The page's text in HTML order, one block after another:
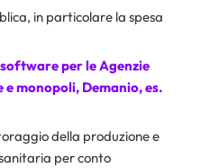
in particolare la spesa
per le Agenzie
monopoli, Demanio, es.
della produzione e
per conto